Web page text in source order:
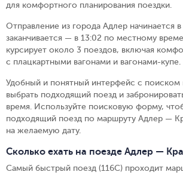
для комфортного планирования поездки.
Отправление из города Адлер начинается в
заканчивается — в 13:02 по местному
курсирует около 3 поездов, включая
с плацкартными вагонами и вагонами-купе.
Удобный и понятный интерфейс с поиском
выбрать подходящий поезд и
время. Используйте поисковую форму,
подходящий поезд по маршруту Адлер —
на желаемую дату.
Сколько ехать на поезде Адлер —
Самый быстрый поезд (116С) проходит